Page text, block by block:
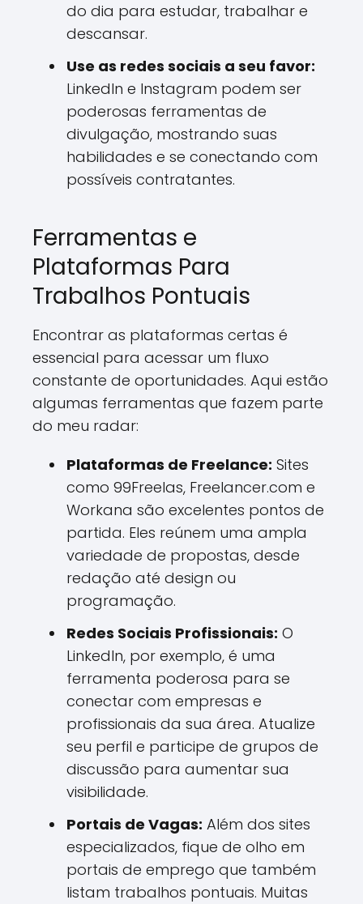
do dia para estudar, trabalhar e
descansar.
Use as redes sociais a seu favor:
LinkedIn e Instagram podem ser
poderosas ferramentas de
divulgação, mostrando suas
habilidades e se conectando com
possíveis contratantes.
Ferramentas e
Plataformas Para
Trabalhos Pontuais
Encontrar as plataformas certas é
essencial para acessar um fluxo
constante de oportunidades. Aqui estão
algumas ferramentas que fazem parte
do meu radar:
Plataformas de Freelance: Sites
como 99Freelas, Freelancer.com e
Workana são excelentes pontos de
partida. Eles reúnem uma ampla
variedade de propostas, desde
redação até design ou
programação.
Redes Sociais Profissionais: O
LinkedIn, por exemplo, é uma
ferramenta poderosa para se
conectar com empresas e
profissionais da sua área. Atualize
seu perfil e participe de grupos de
discussão para aumentar sua
visibilidade.
Portais de Vagas: Além dos sites
especializados, fique de olho em
portais de emprego que também
listam trabalhos pontuais. Muitas